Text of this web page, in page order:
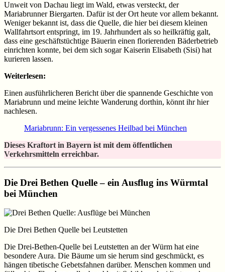
Unweit von Dachau liegt im Wald, etwas versteckt, der
Mariabrunner Biergarten. Dafür ist der Ort heute vor allem bekannt.
Weniger bekannt ist, dass die Quelle, die hier bei diesem kleinen
Wallfahrtsort entspringt, im 19. Jahrhundert als so heilkräftig galt,
dass eine geschäftstüchtige Bäuerin einen florierenden Bäderbetrieb
einrichten konnte, bei dem sich sogar Kaiserin Elisabeth (Sisi) hat
kurieren lassen.
Weiterlesen:
Einen ausführlicheren Bericht über die spannende Geschichte von
Mariabrunn und meine leichte Wanderung dorthin, könnt ihr hier
nachlesen.
Mariabrunn: Ein vergessenes Heilbad bei München
Dieses Kraftort in Bayern ist mit dem öffentlichen
Verkehrsmitteln erreichbar.
Die Drei Bethen Quelle – ein Ausflug ins Würmtal
bei München
Die Drei Bethen Quelle bei Leutstetten
Die Drei-Bethen-Quelle bei Leutstetten an der Würm hat eine
besondere Aura. Die Bäume um sie herum sind geschmückt, es
hängen tibetische Gebetsfahnen darüber. Menschen kommen und